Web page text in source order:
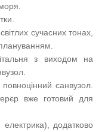
сучасних тонах,
з виходом на
санвузол.
вже готовий для
електрика), додатково